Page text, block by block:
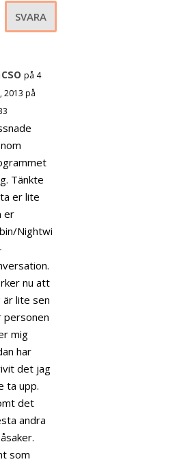
SVARA
på 4
2013 på
Tänkte
er lite
er
Nightwi
nu att
är lite sen
personen
mig
har
det jag
ta upp.
det
andra
som